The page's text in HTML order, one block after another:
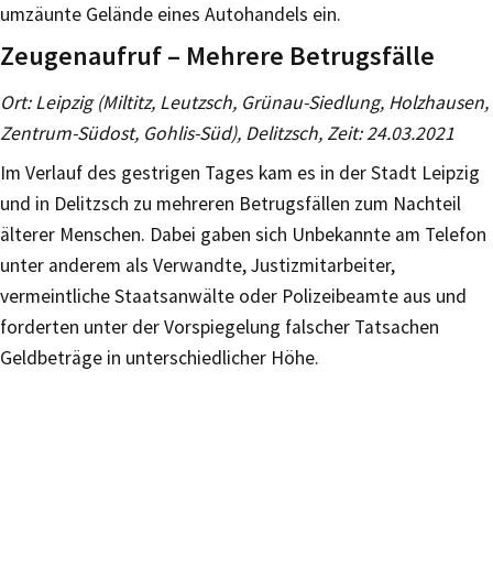
umzäunte Gelände eines Autohandels ein.
Zeugenaufruf – Mehrere Betrugsfälle
Ort: Leipzig (Miltitz, Leutzsch, Grünau-Siedlung, Holzhausen,
Zentrum-Südost, Gohlis-Süd), Delitzsch, Zeit: 24.03.2021
Im Verlauf des gestrigen Tages kam es in der Stadt Leipzig
und in Delitzsch zu mehreren Betrugsfällen zum Nachteil
älterer Menschen. Dabei gaben sich Unbekannte am Telefon
unter anderem als Verwandte, Justizmitarbeiter,
vermeintliche Staatsanwälte oder Polizeibeamte aus und
forderten unter der Vorspiegelung falscher Tatsachen
Geldbeträge in unterschiedlicher Höhe.